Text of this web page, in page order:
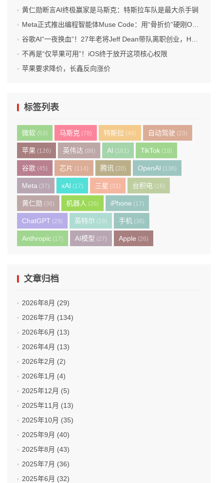
黄仁勋断言AI终极赢家是马斯克：特斯拉车队是最大杀手锏
Meta正式推出编程智能体Muse Code：用“骨折价”硬刚OpenAI和Anthropic！
谷歌AI“一夜换血”！27年老将Jeff Dean带队离职创业，Hassabis卸任DeepMind CEO，Gemini迎来关键换帅
不再是“仅苹果可用”！iOS终于放开这项核心权限
苹果要求降价，长鑫反向涨价
标签列表
微软 (53) 马斯克 (78) 特斯拉 (46) 自动驾驶 (23)
苹果 (126) 英伟达 (88) AI (161) TikTok (18)
谷歌 (45) 芯片 (114) 腾讯 (20) OpenAI (136)
Meta (37) xAI (17) 三星 (31) 台积电 (16)
黄仁勋 (36) 机器人 (26) iPhone (17)
ChatGPT (29) 英特尔 (19) 手机 (36)
Anthropic (17) AI模型 (27) Apple (26)
文章归档
2026年8月 (29)
2026年7月 (134)
2026年6月 (13)
2026年4月 (13)
2026年2月 (2)
2026年1月 (4)
2025年12月 (5)
2025年11月 (13)
2025年10月 (35)
2025年9月 (40)
2025年8月 (43)
2025年7月 (36)
2025年6月 (32)